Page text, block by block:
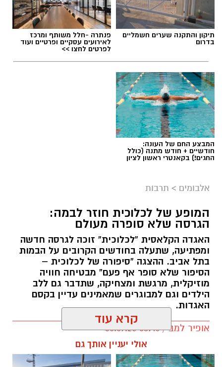
תיקון והתקנה שערים חשמליים
בדרום
פנתרה -חלל משותף ומרכז
לאירועים עסקיים ופרטיים ועוד
לפרטים לחצו >>
המבצע החם של העונה:
חודשיים + חודש מתנה (כולל
החגים!) בקאנטרי ראשון לציון
אלבומים > תרבות
המופע של לכלוכית חוזר לבמה:
הגרסה שלא סופרה מעולם
האגדה הקלאסית “לכלוכית” זוכה לגרסה חדשה
ומפתיעה, שתעלה בחודשים הקרובים על הבמות
בתל אביב. ההצגה “סיפורה של לכלוכית –
הסיפור שלא סופר אף פעם” מבטיחה חוויה
מוזיקלית, מרגשת ומצחיקה, שתדבר גם ללב
הילדים וגם למבוגרים שמאמינים עדיין בקסם
האגדות.
אופיר למב / 08:46 30.09.25
קרא עוד
אולי יעניין אותך גם